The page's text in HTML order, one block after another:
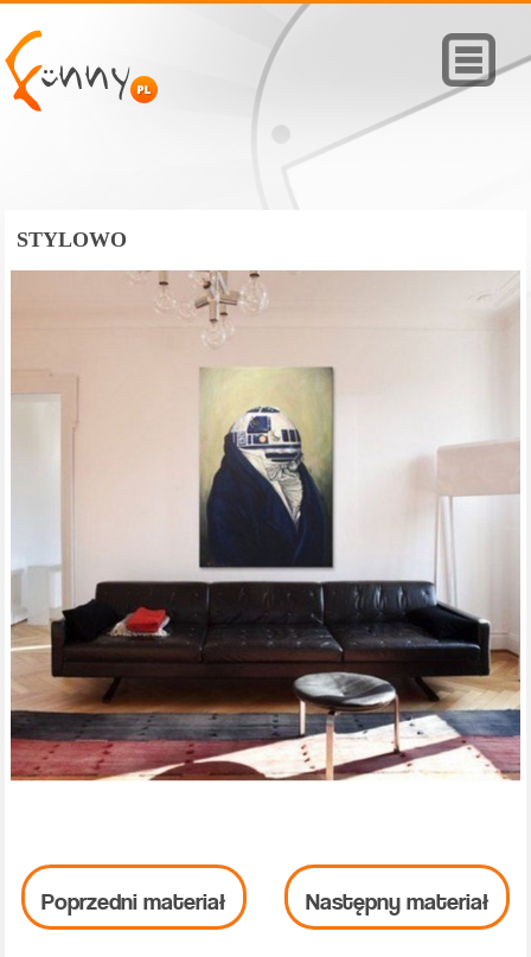
STYLOWO
Poprzedni materiał Następny materiał